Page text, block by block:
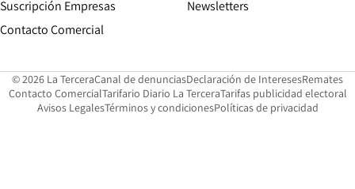
Suscripción Empresas
Contacto Comercial
Newsletters
© 2026 La TerceraCanal de denunciasOpens in new window
Declaración de InteresesOpens in
Remates
Contacto ComercialOpens in new window
Tarifario Diario La TerceraOpens in new window
Tarifas publicidad electoral
Avisos LegalesOpens in new window
Términos y condicionesPolíticas de privacidad